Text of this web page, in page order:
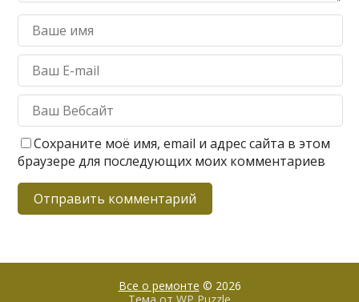
Сохраните моё имя, email и адрес сайта в этом
браузере для последующих моих комментариев
Все о ремонте © 2026